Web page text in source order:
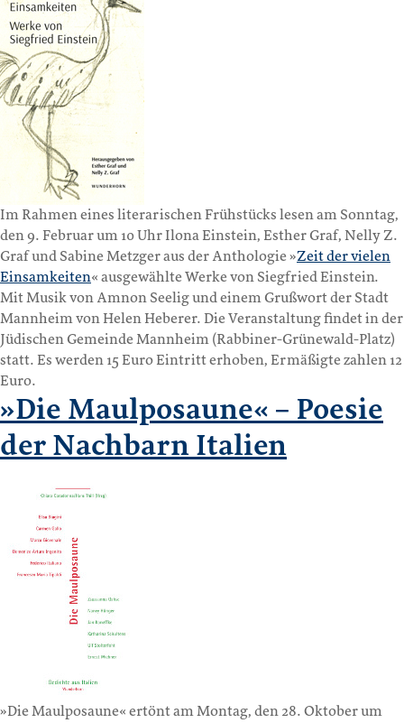
Im Rahmen eines literarischen Frühstücks lesen am Sonntag,
den 9. Februar um 10 Uhr Ilona Einstein, Esther Graf, Nelly Z.
Graf und Sabine Metzger aus der Anthologie »Zeit der vielen
Einsamkeiten« ausgewählte Werke von Siegfried Einstein.
Mit Musik von Amnon Seelig und einem Grußwort der Stadt
Mannheim von Helen Heberer. Die Veranstaltung findet in der
Jüdischen Gemeinde Mannheim (Rabbiner-Grünewald-Platz)
statt. Es werden 15 Euro Eintritt erhoben, Ermäßigte zahlen 12
Euro.
»Die Maulposaune« – Poesie
der Nachbarn Italien
»Die Maulposaune« ertönt am Montag, den 28. Oktober um